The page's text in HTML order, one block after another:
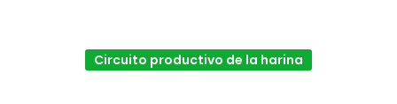
Circuito productivo de la harina